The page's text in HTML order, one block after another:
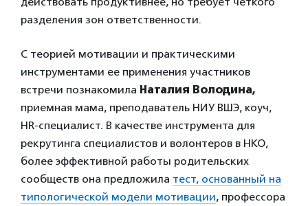
разделения зон ответственности.
С теорией мотивации и практическими
инструментами ее применения участников
встречи познакомила Наталия Володина,
приемная мама, преподаватель НИУ ВШЭ, коуч,
HR-специалист. В качестве инструмента для
рекрутинга специалистов и волонтеров в НКО,
более эффективной работы родительских
сообществ она предложила тест, основанный на
типологической модели мотивации, профессора